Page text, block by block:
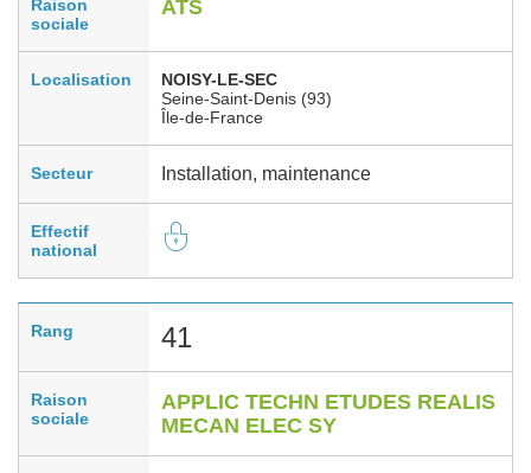
Raison
sociale
ATS
Localisation
NOISY-LE-SEC
Seine-Saint-Denis (93)
Île-de-France
Secteur Installation, maintenance
Effectif
national
Rang 41
Raison
sociale
APPLIC TECHN ETUDES REALIS
MECAN ELEC SY